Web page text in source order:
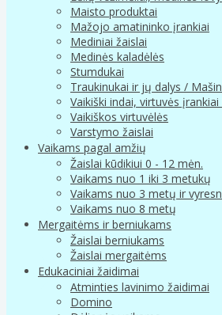
Maisto produktai
Mažojo amatininko įrankiai
Mediniai žaislai
Medinės kaladėlės
Stumdukai
Traukinukai ir jų dalys /
Vaikiški indai, virtuvės
Vaikiškos virtuvėlės
Varstymo žaislai
Vaikams pagal amžių
Žaislai kūdikiui 0 - 12 mėn.
Vaikams nuo 1 iki 3 metukų
Vaikams nuo 3 metų ir
Vaikams nuo 8 metų
Mergaitėms ir berniukams
Žaislai berniukams
Žaislai mergaitėms
Edukaciniai žaidimai
Atminties lavinimo žaidimai
Domino